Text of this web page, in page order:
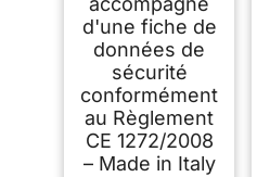
d'une fiche de
données de
sécurité
conformément
au Règlement
CE 1272/2008
– Made in Italy